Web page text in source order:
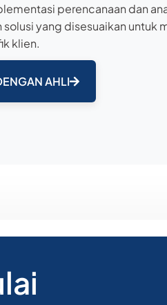
perencanaan dan
yang disesuaikan untuk
klien.
AHLI